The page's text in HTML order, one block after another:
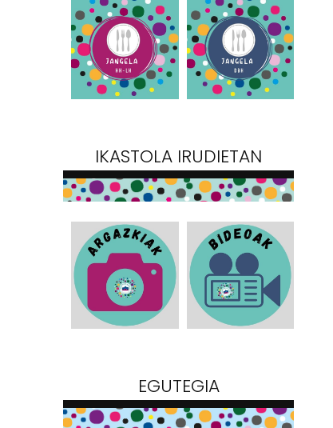
IKASTOLA IRUDIETAN
EGUTEGIA